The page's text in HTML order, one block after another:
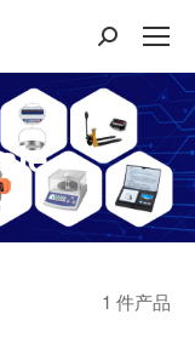
搜
1 件产品